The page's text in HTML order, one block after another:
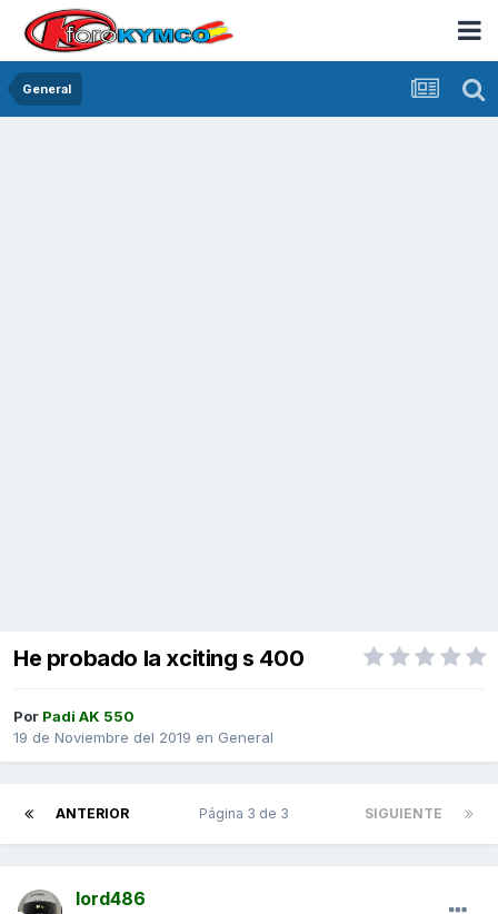
General
He probado la xciting s 400
Por Padi AK 550
19 de Noviembre del 2019 en General
ANTERIOR SIGUIENTE
Página 3 de 3
lord486